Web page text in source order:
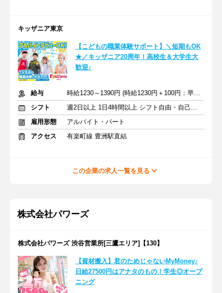
キッザニア東京
【こどもの職業体験サポート】＼短期もOK
★／キッザニア20周年！高校生＆大学生大
歓迎♪
給与
時給1230～1390円 (時給1230円＋100円：早朝＋60円：繁忙期手当)
シフト
週2日以上 1日4時間以上 シフト自由・自己申告
雇用形態
アルバイト・パート
アクセス
有楽町線 豊洲駅直結
この企業の求人一覧を見る
株式会社パワーズ
株式会社パワーズ 渋谷営業所[三鷹エリア]【130】
【資材搬入】君のためじゃないMyMoney♪
日給27500円はアナタのもの！学生◎オープ
ニング